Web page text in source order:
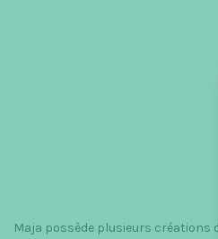
Maja possède plusieurs créations